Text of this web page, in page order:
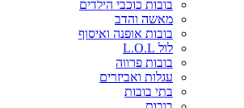
בובות כוכבי הילדים
מאשה והדב
בובות אופנה ואיסוף
לול L.O.L
בובות פרווה
עגלות ואביזרים
בתי בובות